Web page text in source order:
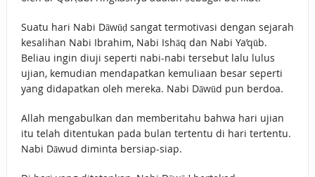
Suatu hari Nabi Dāwūḍ sangat termotivasi dengan sejarah
kesalihan Nabi Ibrahim, Nabi Ishāq dan Nabi Ya’qūb.
Beliau ingin diuji seperti nabi-nabi tersebut lalu lulus
ujian, kemudian mendapatkan kemuliaan besar seperti
yang didapatkan oleh mereka. Nabi Dāwūd pun berdoa.
Allah mengabulkan dan memberitahu bahwa hari ujian
itu telah ditentukan pada bulan tertentu di hari tertentu.
Nabi Dāwud diminta bersiap-siap.